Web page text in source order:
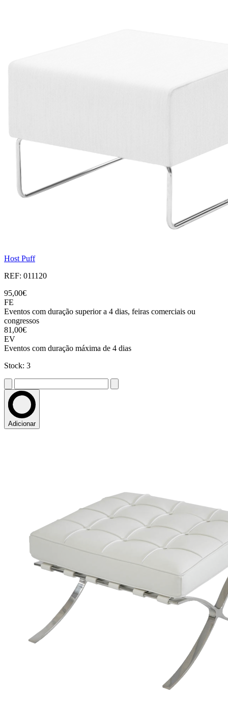
Host Puff
REF: 011120
95,00€
FE
Eventos com duração superior a 4 dias, feiras comerciais ou
congressos
81,00€
EV
Eventos com duração máxima de 4 dias
Stock: 3
Adicionar